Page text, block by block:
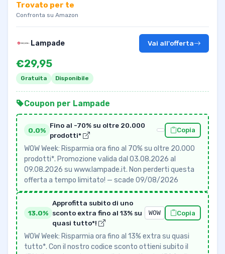
Trovato per te
Confronta su Amazon
Lampade
€29,95
Gratuita Disponibile
Vai all'offerta
Coupon per Lampade
0.0%
Fino al -70% su oltre 20.000
prodotti*
Copia
WOW Week: Risparmia ora fino al 70% su oltre 20.000
prodotti*. Promozione valida dal 03.08.2026 al
09.08.2026 su www.lampade.it. Non perderti questa
offerta a tempo limitato! — scade 09/08/2026
13.0%
Approfitta subito di uno
sconto extra fino al 13% su
quasi tutto*!
WOW Copia
WOW Week: Risparmia ora fino al 13% extra su quasi
tutto*. Con il nostro codice sconto ottieni subito il